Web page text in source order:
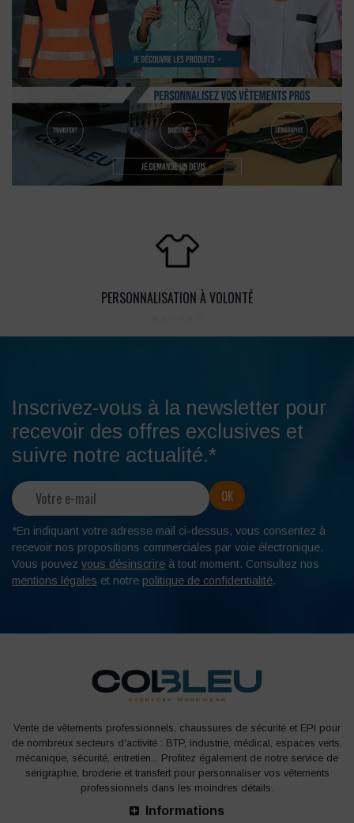
PERSONNALISATION À VOLONTÉ
Inscrivez-vous à la newsletter pour
recevoir des offres exclusives et
suivre notre actualité.*
*En indiquant votre adresse mail ci-dessus, vous consentez à
recevoir nos propositions commerciales par voie électronique.
Vous pouvez vous désinscrire à tout moment. Consultez nos
mentions légales et notre politique de confidentialité.
Vente de vêtements professionnels, chaussures de sécurité et EPI pour
de nombreux secteurs d'activité : BTP, industrie, médical, espaces verts,
mécanique, sécurité, entretien... Profitez également de notre service de
sérigraphie, broderie et transfert pour personnaliser vos vêtements
professionnels dans les moindres détails.
Informations